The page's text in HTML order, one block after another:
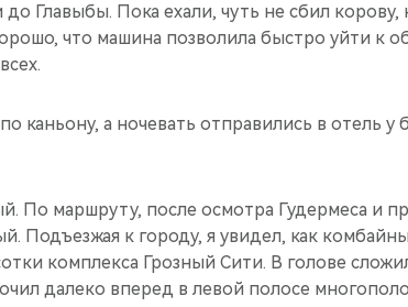
Главыбы. Пока ехали, чуть не сбил корову,
что машина позволила быстро уйти к
каньону, а ночевать отправились в отель
По маршруту, после осмотра Гудермеса и
Подъезжая к городу, я увидел, как
комплекса Грозный Сити. В голове
далеко вперед в левой полосе